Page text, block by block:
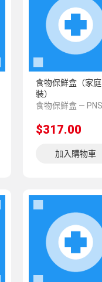
食物保鮮盒（家庭
裝）
$317.00
加入購物車